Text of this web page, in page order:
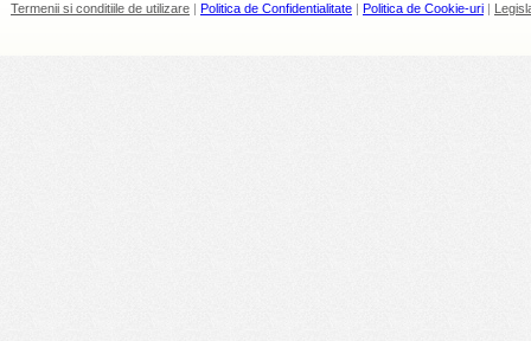
Termenii si conditiile de utilizare
Politica de Confidentialitate Politica de Cookie-uri